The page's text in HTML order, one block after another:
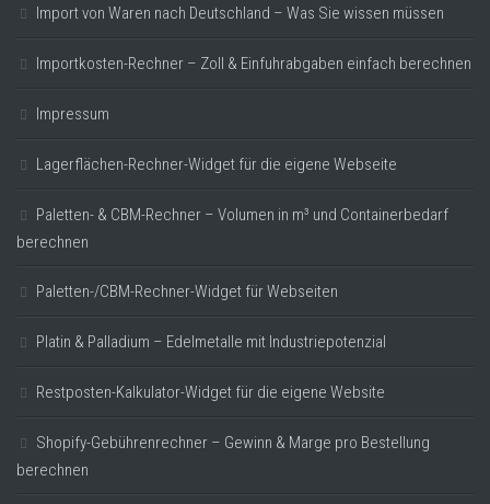
Import von Waren nach Deutschland – Was Sie wissen müssen
Importkosten-Rechner – Zoll & Einfuhrabgaben einfach berechnen
Impressum
Lagerflächen-Rechner-Widget für die eigene Webseite
Paletten- & CBM-Rechner – Volumen in m³ und Containerbedarf
berechnen
Paletten-/CBM-Rechner-Widget für Webseiten
Platin & Palladium – Edelmetalle mit Industriepotenzial
Restposten-Kalkulator-Widget für die eigene Website
Shopify-Gebührenrechner – Gewinn & Marge pro Bestellung
berechnen